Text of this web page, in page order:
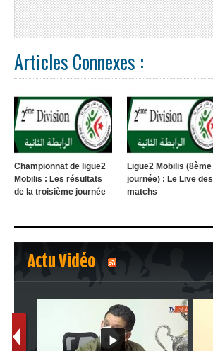
Articles Connexes :
Championnat de ligue2
Mobilis : Les résultats
de la troisième journée
Ligue2 Mobilis (8ème
journée) : Le Live des
matchs
Actu Vidéo
12